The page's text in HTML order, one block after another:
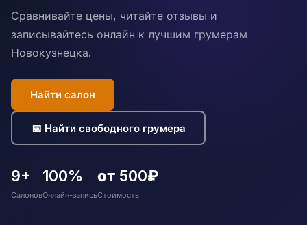
Сравнивайте цены, читайте отзывы и
записывайтесь онлайн к лучшим грумерам
Новокузнецка.
Найти салон
📅 Найти свободного грумера
9+
Салонов
100%
Онлайн-запись
от 500₽
Стоимость